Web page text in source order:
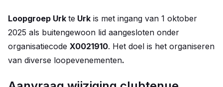
Loopgroep Urk te Urk is met ingang van 1 oktober
2025 als buitengewoon lid aangesloten onder
organisatiecode X0021910. Het doel is het organiseren
van diverse loopevenementen.